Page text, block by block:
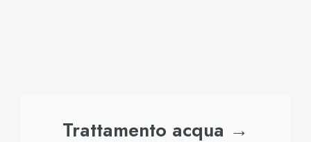
Trattamento acqua →